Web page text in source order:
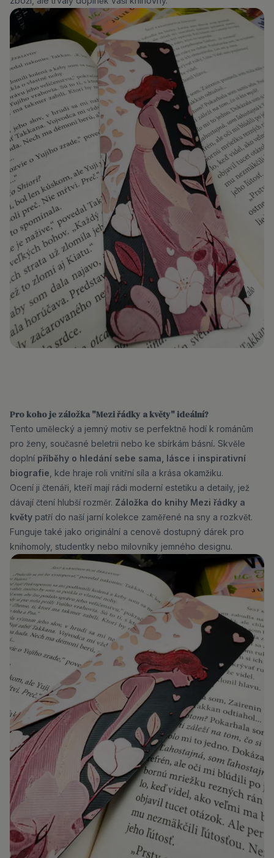
Pro koho je záložka "Mezi řádky a květy" ideální?
Tento umělecký a jemný motiv se perfektně hodí k románům
pro ženy, současné beletrii nebo ke sbírkám básní. Skvěle
doplní příběhy o hledání sebe sama, lásce i inspirativní
biografie , kde hraje roli vnitřní síla a krása okamžiku.
Ocení ji čtenáři, kteří mají rádi moderní estetiku a detaily, jež
dávají čtení hlubší rozměr. Záložka do knihy Mezi řádky a
květy patří do naší jarní kolekce zaměřené na sny a rozkvět.
Funguje také jako originální a cenově dostupný dárek pro
knihomoly, studentky nebo milovníky jemného designu.